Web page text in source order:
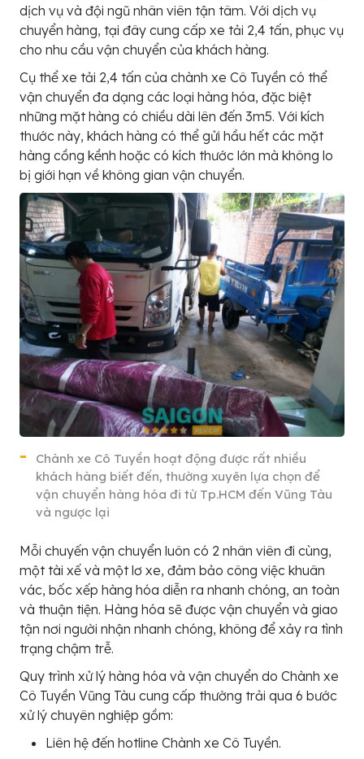
dịch vụ và đội ngũ nhân viên tận tâm. Với dịch vụ
chuyển hàng, tại đây cung cấp xe tải 2,4 tấn, phục vụ
cho nhu cầu vận chuyển của khách hàng.
Cụ thể xe tải 2,4 tấn của chành xe Cô Tuyền có thể
vận chuyển đa dạng các loại hàng hóa, đặc biệt
những mặt hàng có chiều dài lên đến 3m5. Với kích
thước này, khách hàng có thể gửi hầu hết các mặt
hàng cồng kềnh hoặc có kích thước lớn mà không lo
bị giới hạn về không gian vận chuyển.
Chành xe Cô Tuyền hoạt động được rất nhiều
khách hàng biết đến, thường xuyên lựa chọn để
vận chuyển hàng hóa đi từ Tp.HCM đến Vũng Tàu
và ngược lại
Mỗi chuyến vận chuyển luôn có 2 nhân viên đi cùng,
một tài xế và một lơ xe, đảm bảo công việc khuân
vác, bốc xếp hàng hóa diễn ra nhanh chóng, an toàn
và thuận tiện. Hàng hóa sẽ được vận chuyển và giao
tận nơi người nhận nhanh chóng, không để xảy ra tình
trạng chậm trễ.
Quy trình xử lý hàng hóa và vận chuyển do Chành xe
Cô Tuyền Vũng Tàu cung cấp thường trải qua 6 bước
xử lý chuyên nghiệp gồm:
Liên hệ đến hotline Chành xe Cô Tuyền.